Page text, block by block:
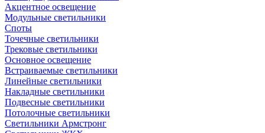
Акцентное освещение
Модульные светильники
Споты
Точечные светильники
Трековые светильники
Основное освещение
Встраиваемые светильники
Линейные светильники
Накладные светильники
Подвесные светильники
Потолочные светильники
Светильники Армстронг